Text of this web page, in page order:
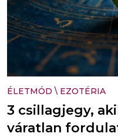
ÉLETMÓD \ EZOTÉRIA
3 csillagjegy,
váratlan